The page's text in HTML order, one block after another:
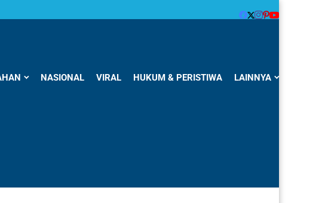
NASIONAL VIRAL HUKUM & PERISTIWA LAINNYA